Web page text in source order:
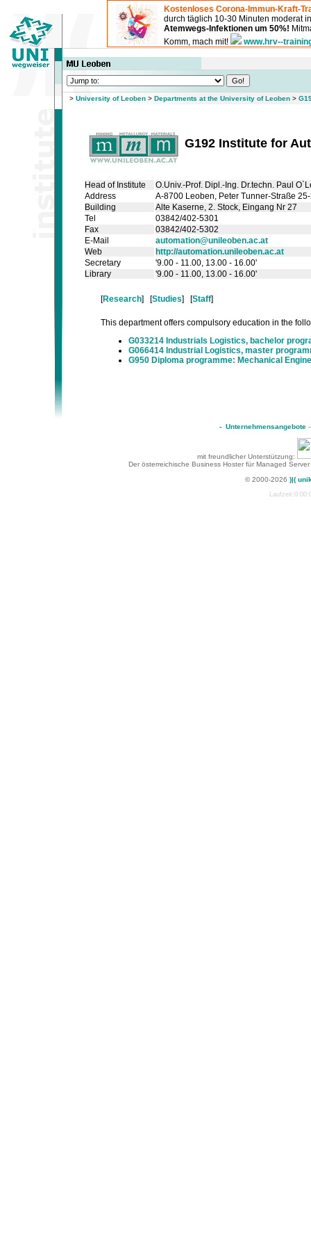
Kostenloses Corona-Immun-Kraft-
durch täglich 10-30 Minuten moderat
Atemwegs-Infektionen um 50%!
Komm, mach mit!
www.hrv--
> University of Leoben > Departments at the University of Leoben >
G192 Institute for
Head of Institute
O.Univ.-Prof. Dipl.-Ing. Dr.techn. Paul
Address
A-8700 Leoben, Peter Tunner-Straße
Building
Alte Kaserne, 2. Stock, Eingang Nr 27
Tel
03842/402-5301
Fax
03842/402-5302
E-Mail
automation@unileoben.ac.at
Web
http://automation.unileoben.ac.at
Secretary
'9.00 - 11.00, 13.00 - 16.00'
Library
'9.00 - 11.00, 13.00 - 16.00'
[Research] [Studies] [Staff]
This department offers compulsory education in the
G033214 Industrials Logistics, bachelor
G066414 Industrial Logistics, master
G950 Diploma programme: Mechanical
- Unternehmensangebote
mit freundlicher Unterstützung:
Der österreichische Business Hoster für Managed
© 2000-2026 )|(